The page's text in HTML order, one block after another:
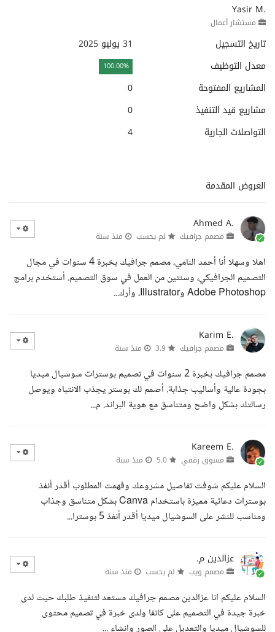
Yasir M.
مستشار أعمال
تاريخ التسجيل
31 يوليو 2025
معدل التوظيف
100.00%
المشاريع المفتوحة
0
مشاريع قيد التنفيذ
0
التواصلات الجارية
4
العروض المقدمة
Ahmed A.
مصمم جرافيك لم يحسب منذ سنة
اهلا وسهلا أنا أحمد النامي، مصمم جرافيك بخبرة 4 سنوات في مجال
التصميم الجرافيكي، وسنتين من العمل في سوق التصميم. أستخدم برامج
Adobe Photoshop وIllustrator، وأرك...
Karim E.
مصمم جرافيك منذ سنة
مصمم جرافيك بخبرة 2 سنوات في تصميم بوسترات سوشيال ميديا
بجودة عالية وأساليب جذابة. أصمم لك بوستر يجذب الانتباه ويوصل
رسالتك بشكل واضح ومتناسق مع هوية البراند. م...
Kareem E.
مسوق رقمي منذ سنة
السلام عليكم شوفت تفاصيل مشروعك وفهمت المطلوب أقدر أنفذ
بوسترات دعائية مميزة باستخدام Canva بشكل متناسق وجذاب
ومناسب للنشر على السوشيال ميديا أقدر أنفذ 5 بوسترا...
عزالدين م.
مصمم ويب لم يحسب منذ سنة
السلام عليكم انا عزالدين مصمم جرافيك مستعد لتنفيذ طلبك حيث لدى
خبرة جيدة في التصميم على كانفا ولدى خبرة في تصميم محتوى
للسوشيال ميديا والتعديل على الصور وانشاء ...